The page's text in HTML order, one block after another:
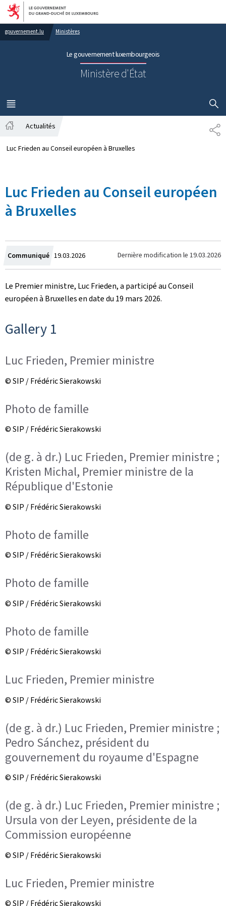
Aller au menu principal
Aller au contenu
gouvernement.lu Ministères
Le gouvernement luxembourgeois
Ministère d'État
MENU
PRINCIPAL
Actualités
Luc Frieden au Conseil européen à Bruxelles
Luc Frieden au Conseil européen
à Bruxelles
Communiqué Crée
le
19.03.2026 Dernière modification le 19.03.2026
Le Premier ministre, Luc Frieden, a participé au Conseil
européen à Bruxelles en date du 19 mars 2026.
Gallery 1
Luc Frieden, Premier ministre
© SIP / Frédéric Sierakowski
Photo de famille
© SIP / Frédéric Sierakowski
(de g. à dr.) Luc Frieden, Premier ministre ;
Kristen Michal, Premier ministre de la
République d'Estonie
© SIP / Frédéric Sierakowski
Photo de famille
© SIP / Frédéric Sierakowski
Photo de famille
© SIP / Frédéric Sierakowski
Photo de famille
© SIP / Frédéric Sierakowski
Luc Frieden, Premier ministre
© SIP / Frédéric Sierakowski
(de g. à dr.) Luc Frieden, Premier ministre ;
Pedro Sánchez, président du
gouvernement du royaume d'Espagne
© SIP / Frédéric Sierakowski
(de g. à dr.) Luc Frieden, Premier ministre ;
Ursula von der Leyen, présidente de la
Commission européenne
© SIP / Frédéric Sierakowski
Luc Frieden, Premier ministre
© SIP / Frédéric Sierakowski